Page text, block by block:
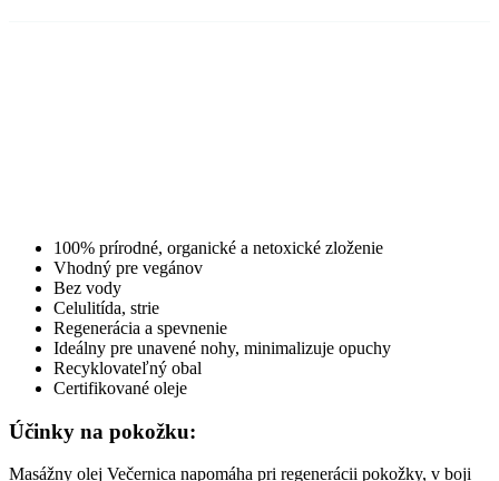
100% prírodné, organické a netoxické zloženie
Vhodný pre vegánov
Bez vody
Celulitída, strie
Regenerácia a spevnenie
Ideálny pre unavené nohy, minimalizuje opuchy
Recyklovateľný obal
Certifikované oleje
Účinky na pokožku:
Masážny olej Večernica napomáha pri regenerácii pokožky, v boji